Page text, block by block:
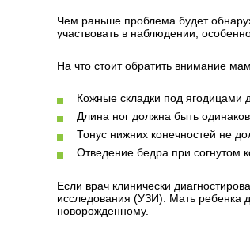
Чем раньше проблема будет
участвовать в наблюдении,
На что стоит обратить внимание
Кожные складки под ягодицами
Длина ног должна быть
Тонус нижних конечностей не
Отведение бедра при согнутом
Если врач клинически
исследования (УЗИ). Мать ребенка
новорожденному.